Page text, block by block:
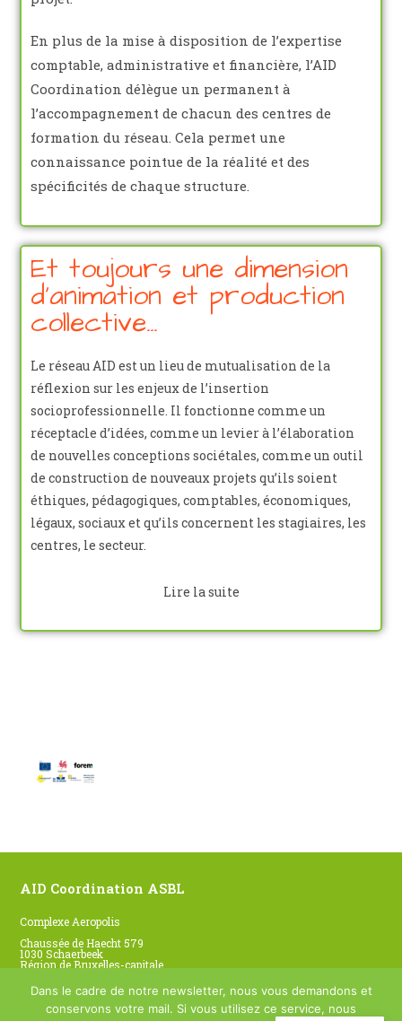
En plus de la mise à disposition de l’expertise
comptable, administrative et financière, l’AID
Coordination délègue un permanent à
l’accompagnement de chacun des centres de
formation du réseau. Cela permet une
connaissance pointue de la réalité et des
spécificités de chaque structure.
Et toujours une dimension
d'animation et production
collective…
Le réseau AID est un lieu de mutualisation de la
réflexion sur les enjeux de l’insertion
socioprofessionnelle. Il fonctionne comme un
réceptacle d’idées, comme un levier à l’élaboration
de nouvelles conceptions sociétales, comme un outil
de construction de nouveaux projets qu’ils soient
éthiques, pédagogiques, comptables, économiques,
légaux, sociaux et qu’ils concernent les stagiaires, les
centres, le secteur.
Lire la suite
AID Coordination ASBL
Complexe Aeropolis
Chaussée de Haecht 579
1030 Schaerbeek
Région de Bruxelles-capitale
02 246 38 62
secretariat@www.aid-com.be
Dans le cadre de notre newsletter, nous vous demandons et
conservons votre mail. Si vous utilisez ce service, nous